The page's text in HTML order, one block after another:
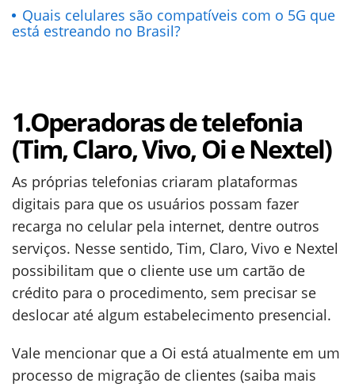
Quais celulares são compatíveis com o 5G que
está estreando no Brasil?
1.Operadoras de telefonia
(Tim, Claro, Vivo, Oi e Nextel)
As próprias telefonias criaram plataformas
digitais para que os usuários possam fazer
recarga no celular pela internet, dentre outros
serviços. Nesse sentido, Tim, Claro, Vivo e Nextel
possibilitam que o cliente use um cartão de
crédito para o procedimento, sem precisar se
deslocar até algum estabelecimento presencial.
Vale mencionar que a Oi está atualmente em um
processo de migração de clientes (saiba mais